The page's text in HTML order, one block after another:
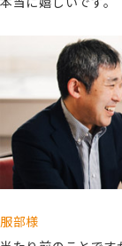
服部様